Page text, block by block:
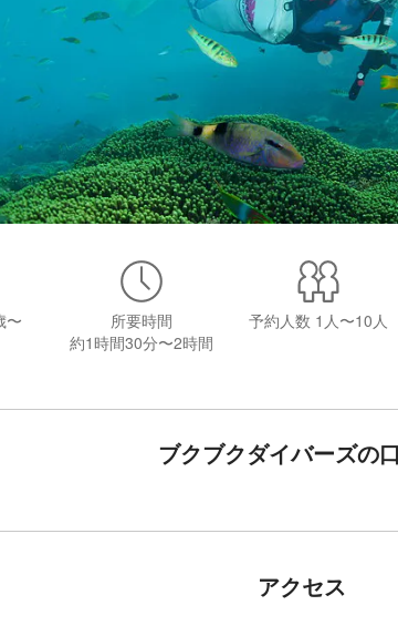
〜
所要時間
約1時間30分〜2時間
予約人数 1人〜10人
ブクブクダイバーズの
アクセス